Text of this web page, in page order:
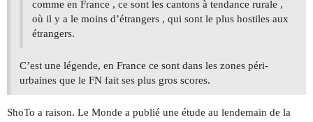
comme en France , ce sont les cantons à tendance rurale ,
où il y a le moins d’étrangers , qui sont le plus hostiles aux
étrangers.
C’est une légende, en France ce sont dans les zones péri-
urbaines que le FN fait ses plus gros scores.
ShoTo a raison. Le Monde a publié une étude au lendemain de la